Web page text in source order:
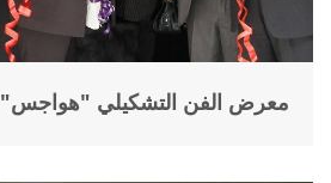
معرض الفن التشكيلي "هواجس" 2012